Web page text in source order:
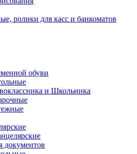
ролики для касс и банкоматов
обуви
и Школьника
документов